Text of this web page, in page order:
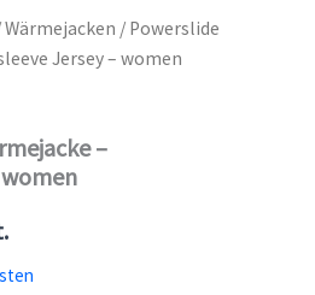
Wärmejacken / Powerslide
Jersey – women
–